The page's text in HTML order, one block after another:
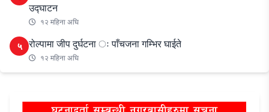
उद्घाटन
१२ महिना अघि
५ रोल्पामा जीप दुर्घटना ः पाँचजना गम्भिर घाईते
१२ महिना अघि